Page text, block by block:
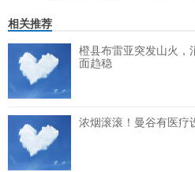
相关推荐
橙县布雷亚突发山火，
面趋稳
浓烟滚滚！曼谷有医疗